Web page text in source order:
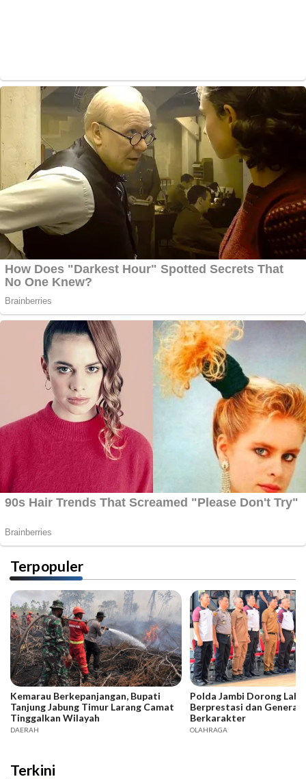
Terpopuler
Kemarau Berkepanjangan, Bupati
Tanjung Jabung Timur Larang Camat
Tinggalkan Wilayah
DAERAH
Polda Jambi Dorong
Berprestasi dan
Berkarakter
OLAHRAGA
Terkini